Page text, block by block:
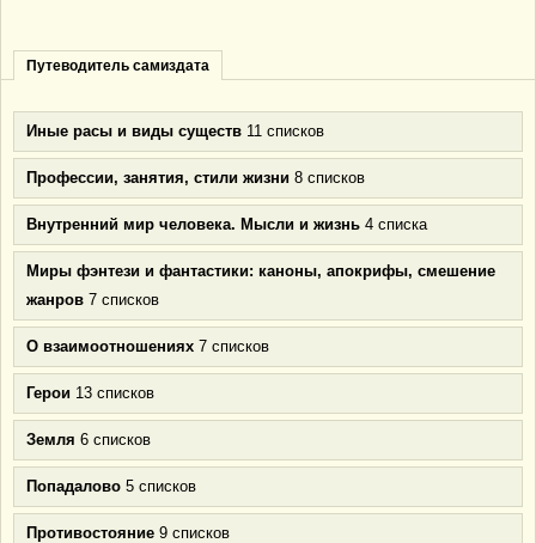
Путеводитель самиздата
Иные расы и виды существ 11 списков
Профессии, занятия, стили жизни 8 списков
Внутренний мир человека. Мысли и жизнь 4 списка
Миры фэнтези и фантастики: каноны, апокрифы, смешение
жанров 7 списков
О взаимоотношениях 7 списков
Герои 13 списков
Земля 6 списков
Попадалово 5 списков
Противостояние 9 списков